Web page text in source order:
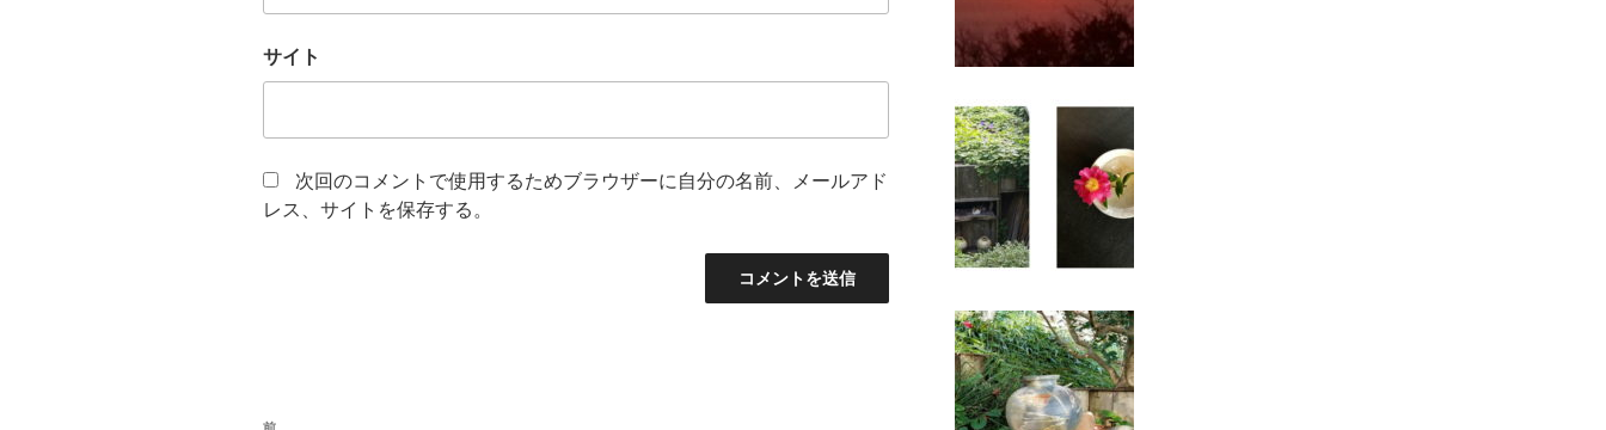
サイト
次回のコメントで使用するためブラウザーに自分の名前、メールアド
レス、サイトを保存する。
投